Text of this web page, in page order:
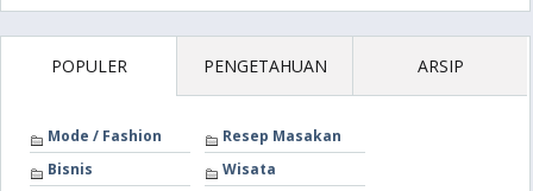
POPULER PENGETAHUAN ARSIP
Mode / Fashion
Resep Masakan
Bisnis
Wisata